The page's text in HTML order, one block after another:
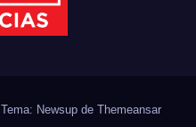
Tema: Newsup de Themeansar